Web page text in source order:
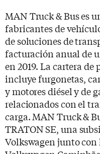
MAN Truck & Bus es
fabricantes de
de soluciones de
facturación anual de
en 2019. La cartera de
incluye furgonetas,
y motores diésel y de
relacionados con el
carga. MAN Truck &
TRATON SE, una
Volkswagen junto con